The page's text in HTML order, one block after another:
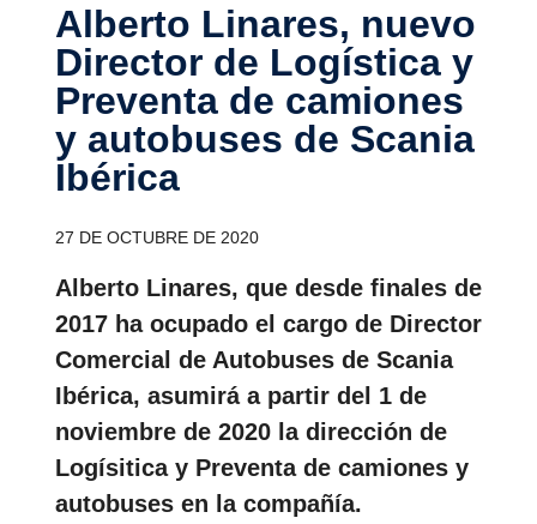
Alberto Linares, nuevo
Director de Logís­tica y
Preventa de camiones
y autobuses de Scania
Ibérica
27 DE OCTUBRE DE 2020
Alberto Linares, que desde finales de
2017 ha ocupado el cargo de Director
Comercial de Autobuses de Scania
Ibérica, asumirá a partir del 1 de
noviembre de 2020 la dirección de
Logísitica y Preventa de camiones y
autobuses en la compañía.